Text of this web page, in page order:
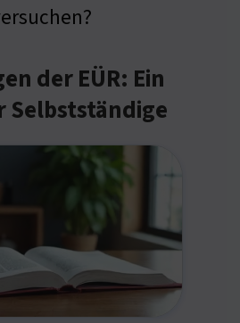
der EÜR: Ein